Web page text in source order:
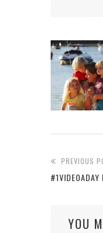
PREVIOUS
#1VIDEOADAY
YOU